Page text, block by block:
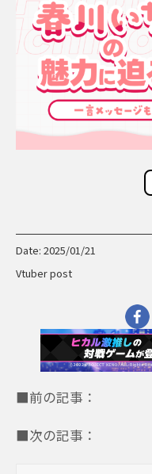
Date: 2025/01/21
Vtuber post
■前の記事：
■次の記事：